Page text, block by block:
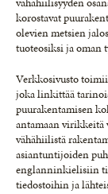
vähähiilisyyden
korostavat
olevien metsien
tuoteosiksi ja oman
Verkkosivusto
joka linkittää
puurakentamisen
antamaan virikkeitä
vähähiilistä
asiantuntijoiden
englanninkielisiin
tiedostoihin ja